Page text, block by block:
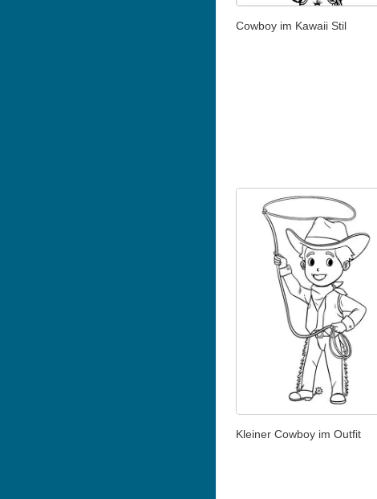
Cowboy im Kawaii Stil
Kleiner Cowboy im Outfit